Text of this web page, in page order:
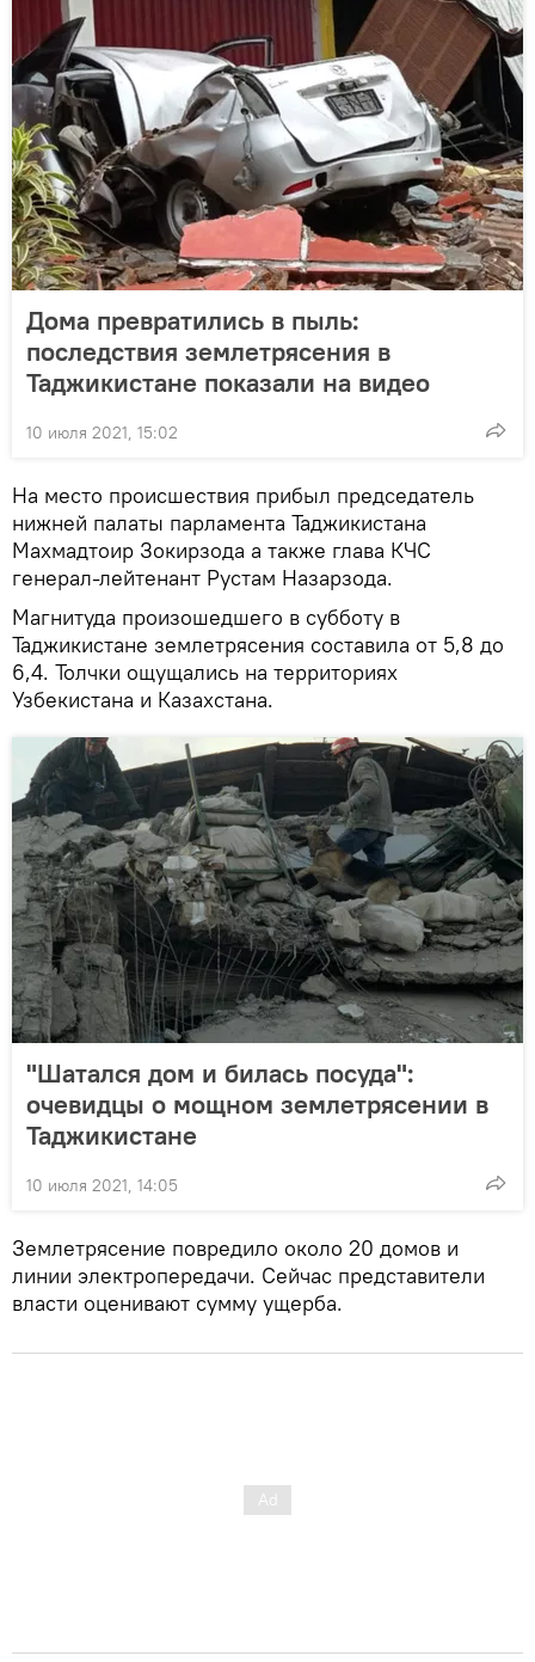
Дома превратились в пыль:
последствия землетрясения в
Таджикистане показали на видео
10 июля 2021, 15:02
На место происшествия прибыл председатель
нижней палаты парламента Таджикистана
Махмадтоир Зокирзода а также глава КЧС
генерал-лейтенант Рустам Назарзода.
Магнитуда произошедшего в субботу в
Таджикистане землетрясения составила от 5,8 до
6,4. Толчки ощущались на территориях
Узбекистана и Казахстана.
"Шатался дом и билась посуда":
очевидцы о мощном землетрясении в
Таджикистане
10 июля 2021, 14:05
Землетрясение повредило около 20 домов и
линии электропередачи. Сейчас представители
власти оценивают сумму ущерба.